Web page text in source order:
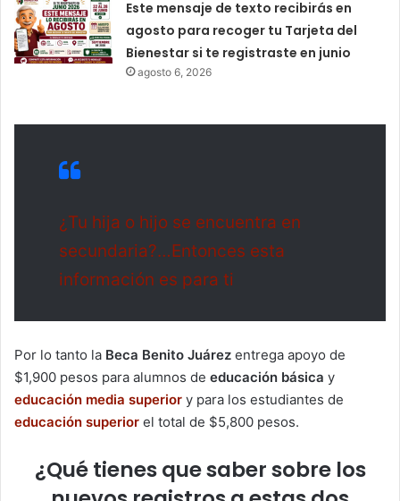
Este mensaje de texto recibirás en
agosto para recoger tu Tarjeta del
Bienestar si te registraste en junio
agosto 6, 2026
¿Tu hija o hijo se encuentra en
secundaria?…Entonces esta
información es para ti
Por lo tanto la Beca Benito Juárez entrega apoyo de
$1,900 pesos para alumnos de educación básica y
educación media superior y para los estudiantes de
educación superior el total de $5,800 pesos.
¿Qué tienes que saber sobre los